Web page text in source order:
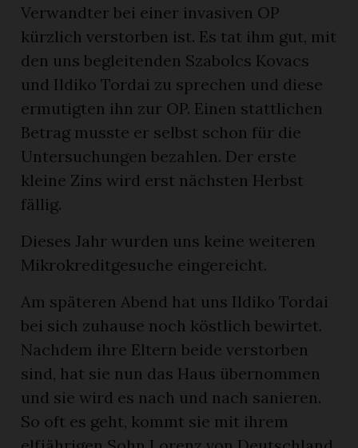
Verwandter bei einer invasiven OP
kürzlich verstorben ist. Es tat ihm gut, mit
den uns begleitenden Szabolcs Kovacs
und Ildiko Tordai zu sprechen und diese
ermutigten ihn zur OP. Einen stattlichen
Betrag musste er selbst schon für die
Untersuchungen bezahlen. Der erste
kleine Zins wird erst nächsten Herbst
fällig.
Dieses Jahr wurden uns keine weiteren
Mikrokreditgesuche eingereicht.
Am späteren Abend hat uns Ildiko Tordai
bei sich zuhause noch köstlich bewirtet.
Nachdem ihre Eltern beide verstorben
sind, hat sie nun das Haus übernommen
und sie wird es nach und nach sanieren.
So oft es geht, kommt sie mit ihrem